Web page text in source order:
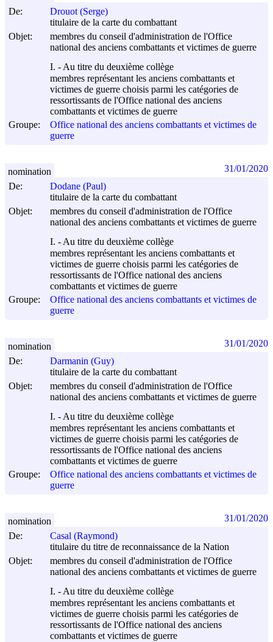
De:
Drouot (Serge)
titulaire de la carte du combattant
Objet:
membres du conseil d'administration de l'Office
national des anciens combattants et victimes de guerre
I. - Au titre du deuxième collège
membres représentant les anciens combattants et
victimes de guerre choisis parmi les catégories de
ressortissants de l'Office national des anciens
combattants et victimes de guerre
Groupe:
Office national des anciens combattants et victimes de
guerre
De:
Dodane (Paul)
titulaire de la carte du combattant
Objet:
membres du conseil d'administration de l'Office
national des anciens combattants et victimes de guerre
I. - Au titre du deuxième collège
membres représentant les anciens combattants et
victimes de guerre choisis parmi les catégories de
ressortissants de l'Office national des anciens
combattants et victimes de guerre
Groupe:
Office national des anciens combattants et victimes de
guerre
nomination 31/01/2020
De:
Darmanin (Guy)
titulaire de la carte du combattant
Objet:
membres du conseil d'administration de l'Office
national des anciens combattants et victimes de guerre
I. - Au titre du deuxième collège
membres représentant les anciens combattants et
victimes de guerre choisis parmi les catégories de
ressortissants de l'Office national des anciens
combattants et victimes de guerre
Groupe:
Office national des anciens combattants et victimes de
guerre
nomination 31/01/2020
De:
Casal (Raymond)
titulaire du titre de reconnaissance de la Nation
Objet:
membres du conseil d'administration de l'Office
national des anciens combattants et victimes de guerre
I. - Au titre du deuxième collège
membres représentant les anciens combattants et
victimes de guerre choisis parmi les catégories de
ressortissants de l'Office national des anciens
combattants et victimes de guerre
nomination 31/01/2020